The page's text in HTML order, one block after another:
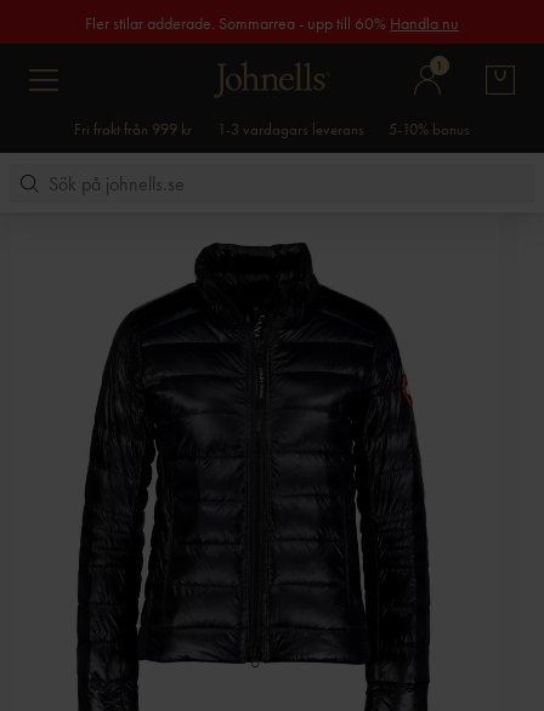
Fler stilar adderade. Sommarrea - upp till 60% Handla nu
1
Fri frakt från 999 kr 1-3 vardagars leverans 5-10% bonus